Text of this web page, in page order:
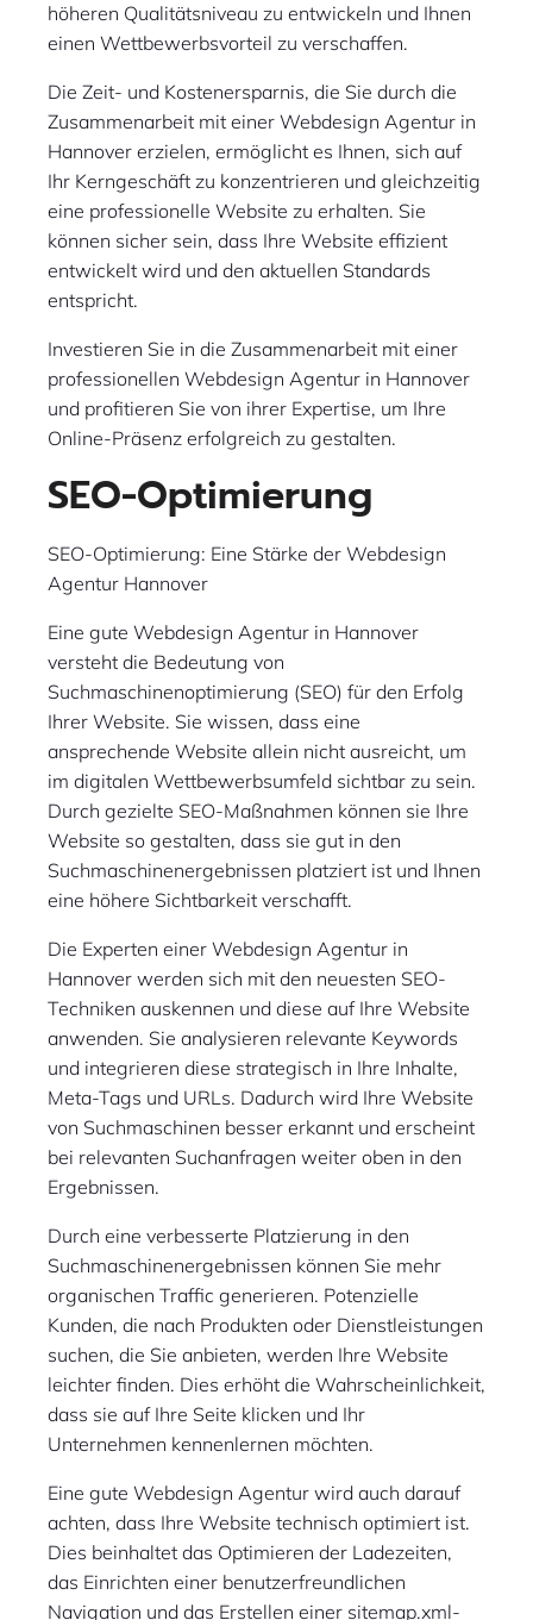
höheren Qualitätsniveau zu entwickeln und Ihnen
einen Wettbewerbsvorteil zu verschaffen.
Die Zeit- und Kostenersparnis, die Sie durch die
Zusammenarbeit mit einer Webdesign Agentur in
Hannover erzielen, ermöglicht es Ihnen, sich auf
Ihr Kerngeschäft zu konzentrieren und gleichzeitig
eine professionelle Website zu erhalten. Sie
können sicher sein, dass Ihre Website effizient
entwickelt wird und den aktuellen Standards
entspricht.
Investieren Sie in die Zusammenarbeit mit einer
professionellen Webdesign Agentur in Hannover
und profitieren Sie von ihrer Expertise, um Ihre
Online-Präsenz erfolgreich zu gestalten.
SEO-Optimierung
SEO-Optimierung: Eine Stärke der Webdesign
Agentur Hannover
Eine gute Webdesign Agentur in Hannover
versteht die Bedeutung von
Suchmaschinenoptimierung (SEO) für den Erfolg
Ihrer Website. Sie wissen, dass eine
ansprechende Website allein nicht ausreicht, um
im digitalen Wettbewerbsumfeld sichtbar zu sein.
Durch gezielte SEO-Maßnahmen können sie Ihre
Website so gestalten, dass sie gut in den
Suchmaschinenergebnissen platziert ist und Ihnen
eine höhere Sichtbarkeit verschafft.
Die Experten einer Webdesign Agentur in
Hannover werden sich mit den neuesten SEO-
Techniken auskennen und diese auf Ihre Website
anwenden. Sie analysieren relevante Keywords
und integrieren diese strategisch in Ihre Inhalte,
Meta-Tags und URLs. Dadurch wird Ihre Website
von Suchmaschinen besser erkannt und erscheint
bei relevanten Suchanfragen weiter oben in den
Ergebnissen.
Durch eine verbesserte Platzierung in den
Suchmaschinenergebnissen können Sie mehr
organischen Traffic generieren. Potenzielle
Kunden, die nach Produkten oder Dienstleistungen
suchen, die Sie anbieten, werden Ihre Website
leichter finden. Dies erhöht die Wahrscheinlichkeit,
dass sie auf Ihre Seite klicken und Ihr
Unternehmen kennenlernen möchten.
Eine gute Webdesign Agentur wird auch darauf
achten, dass Ihre Website technisch optimiert ist.
Dies beinhaltet das Optimieren der Ladezeiten,
das Einrichten einer benutzerfreundlichen
Navigation und das Erstellen einer sitemap.xml-